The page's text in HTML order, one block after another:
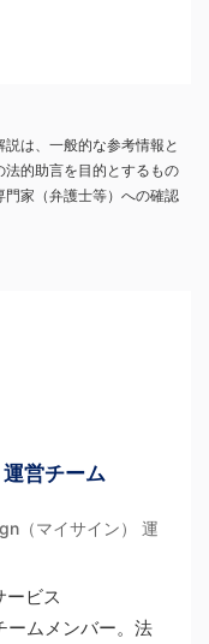
は、一般的な参考情報と
法的助言を目的とするもの
家（弁護士等）への確認
営チーム
（マイサイン） 運
ービス
ームメンバー。法